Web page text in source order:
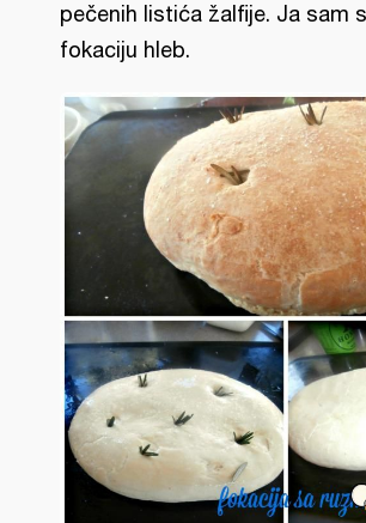
pečenih listića žalfije. Ja sam
fokaciju hleb.